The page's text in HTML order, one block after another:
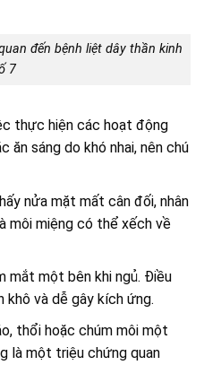
đến bệnh liệt dây thần kinh
7
thực hiện các hoạt động
ăn sáng do khó nhai, nên chú
nửa mặt mất cân đối, nhân
môi miệng có thể xếch về
mắt một bên khi ngủ. Điều
và dễ gây kích ứng.
thổi hoặc chúm môi một
là một triệu chứng quan